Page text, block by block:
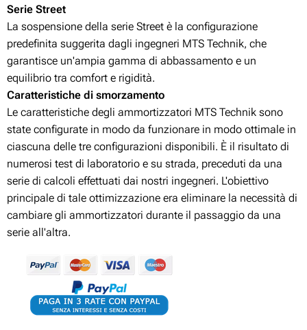
Serie Street
La sospensione della serie Street è la configurazione
predefinita suggerita dagli ingegneri MTS Technik, che
garantisce un'ampia gamma di abbassamento e un
equilibrio tra comfort e rigidità.
Caratteristiche di smorzamento
Le caratteristiche degli ammortizzatori MTS Technik sono
state configurate in modo da funzionare in modo ottimale in
ciascuna delle tre configurazioni disponibili. È il risultato di
numerosi test di laboratorio e su strada, preceduti da una
serie di calcoli effettuati dai nostri ingegneri. L'obiettivo
principale di tale ottimizzazione era eliminare la necessità di
cambiare gli ammortizzatori durante il passaggio da una
serie all'altra.